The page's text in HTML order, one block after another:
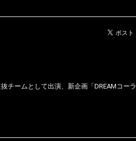
チームとして出演、新企画「DREAMコーラ